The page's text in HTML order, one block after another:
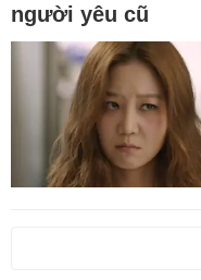
người yêu cũ